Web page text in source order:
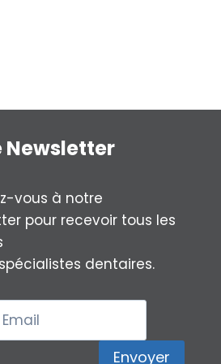
Newsletter
vous à notre
pour recevoir tous les
dentaires.
Envoyer